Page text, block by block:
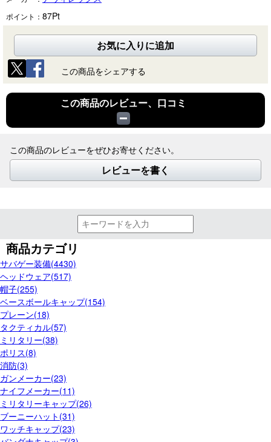
ポイント： 87Pt
お気に入りに追加
この商品をシェアする
この商品のレビュー、口コミ
この商品のレビューをぜひお寄せください。
レビューを書く
商品カテゴリ
サバゲー装備(4430)
ヘッドウェア(517)
帽子(255)
ベースボールキャップ(154)
プレーン(18)
タクティカル(57)
ミリタリー(38)
ポリス(8)
消防(3)
ガンメーカー(23)
ナイフメーカー(11)
ミリタリーキャップ(26)
ブーニーハット(31)
ワッチキャップ(23)